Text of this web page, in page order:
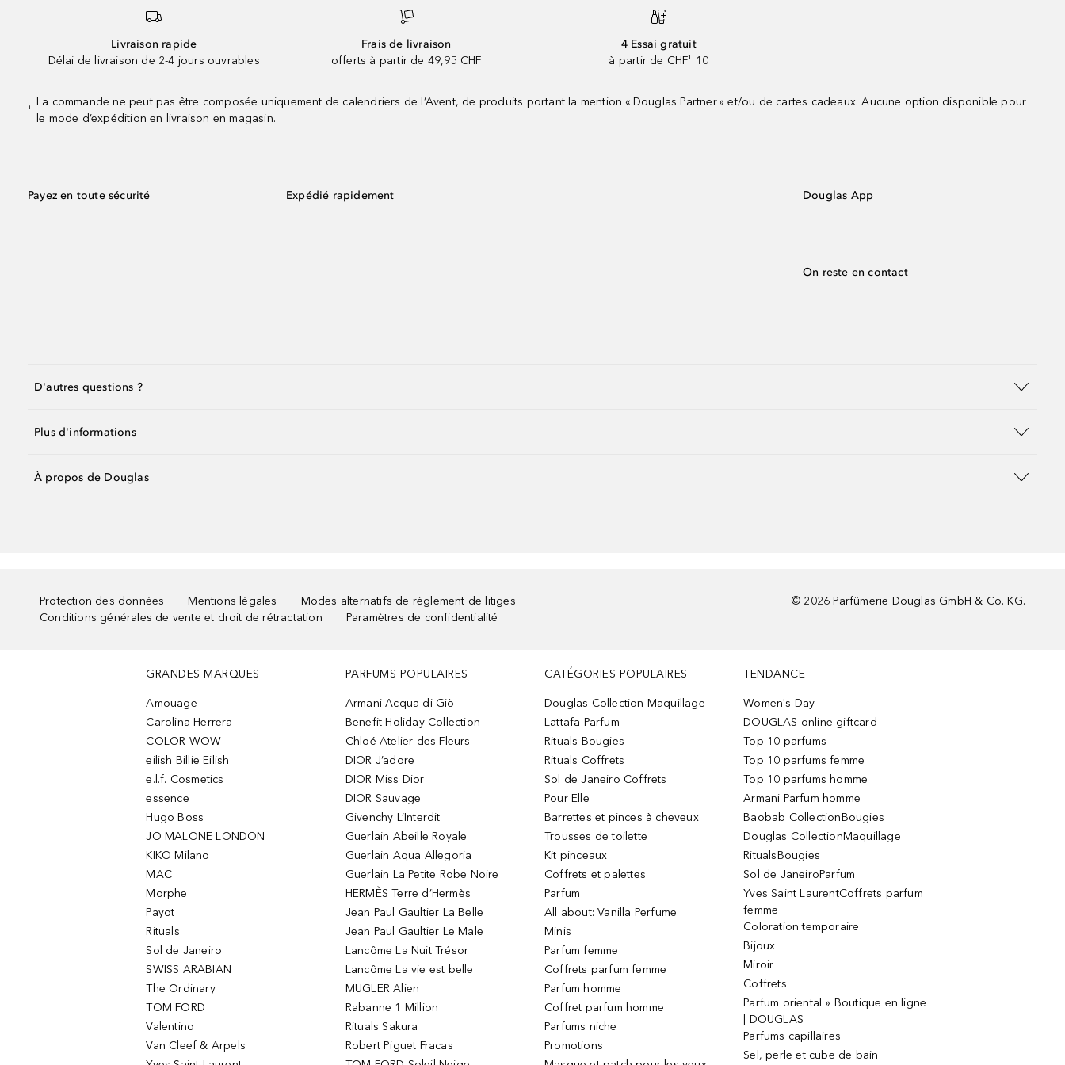
Livraison rapide
Délai de livraison de 2-4 jours ouvrables
Frais de livraison
offerts à partir de 49,95 CHF
4 Essai gratuit
à partir de CHF¹ 10
¹
La commande ne peut pas être composée uniquement de calendriers de l’Avent, de produits portant la mention « Douglas Partner » et/ou de cartes cadeaux. Aucune option disponible pour
le mode d’expédition en livraison en magasin.
Payez en toute sécurité Expédié rapidement Douglas App
On reste en contact
D'autres questions ?
Plus d'informations
À propos de Douglas
Protection des données Mentions légales
Modes alternatifs de règlement de litiges
Conditions générales de vente et droit de rétractation
Paramètres de confidentialité
© 2026 Parfümerie Douglas GmbH & Co. KG.
GRANDES MARQUES
Amouage
Carolina Herrera
COLOR WOW
eilish Billie Eilish
e.l.f. Cosmetics
essence
Hugo Boss
JO MALONE LONDON
KIKO Milano
MAC
Morphe
Payot
Rituals
Sol de Janeiro
SWISS ARABIAN
The Ordinary
TOM FORD
Valentino
Van Cleef & Arpels
PARFUMS POPULAIRES
Armani Acqua di Giò
Benefit Holiday Collection
Chloé Atelier des Fleurs
DIOR J’adore
DIOR Miss Dior
DIOR Sauvage
Givenchy L’Interdit
Guerlain Abeille Royale
Guerlain Aqua Allegoria
Guerlain La Petite Robe Noire
HERMÈS Terre d’Hermès
Jean Paul Gaultier La Belle
Jean Paul Gaultier Le Male
Lancôme La Nuit Trésor
Lancôme La vie est belle
MUGLER Alien
Rabanne 1 Million
Rituals Sakura
Robert Piguet Fracas
CATÉGORIES POPULAIRES
Douglas Collection Maquillage
Lattafa Parfum
Rituals Bougies
Rituals Coffrets
Sol de Janeiro Coffrets
Pour Elle
Barrettes et pinces à cheveux
Trousses de toilette
Kit pinceaux
Coffrets et palettes
Parfum
All about: Vanilla Perfume
Minis
Parfum femme
Coffrets parfum femme
Parfum homme
Coffret parfum homme
Parfums niche
Promotions
TENDANCE
Women's Day
DOUGLAS online giftcard
Top 10 parfums
Top 10 parfums femme
Top 10 parfums homme
Armani Parfum homme
Baobab CollectionBougies
Douglas CollectionMaquillage
RitualsBougies
Sol de JaneiroParfum
Yves Saint LaurentCoffrets parfum
femme
Coloration temporaire
Bijoux
Miroir
Coffrets
Parfum oriental » Boutique en ligne
| DOUGLAS
Parfums capillaires
Sel, perle et cube de bain